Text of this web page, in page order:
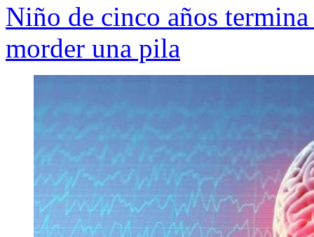
Niño de cinco años
morder una pila